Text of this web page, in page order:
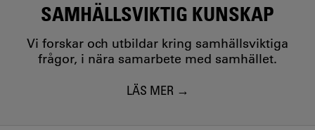
SAMHÄLLSVIKTIG KUNSKAP
Vi forskar och utbildar kring samhällsviktiga
frågor, i nära samarbete med samhället.
LÄS MER